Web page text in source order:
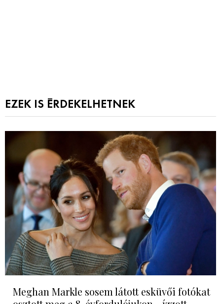
EZEK IS ÉRDEKELHETNEK
Meghan Markle sosem látott esküvői fotókat